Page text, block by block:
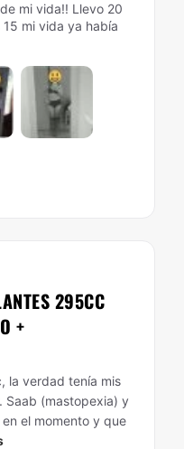
mi vida!! Llevo 20
mi vida ya había
295CC
+
la verdad tenía mis
Saab (mastopexia) y
el momento y que